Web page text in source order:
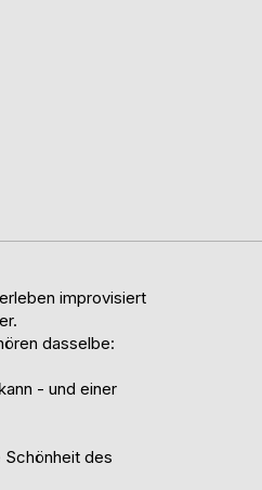
improvisiert
dasselbe:
- und einer
Schönheit des